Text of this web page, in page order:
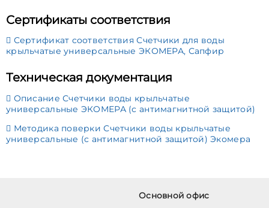
Сертификаты соответствия
Сертификат соответствия Счетчики для воды
крыльчатые универсальные ЭКОМЕРА, Сапфир
Техническая документация
Описание Счетчики воды крыльчатые
универсальные ЭКОМЕРА (с антимагнитной защитой)
Методика поверки Счетчики воды крыльчатые
универсальные (с антимагнитной защитой) Экомера
Основной офис